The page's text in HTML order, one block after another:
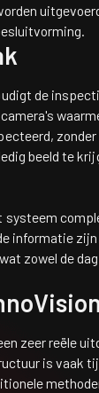
de
beeld te
systeem
informatie
zowel de
zeer reële
is vaak